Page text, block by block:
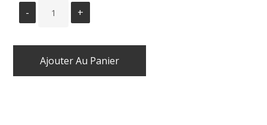
Ajouter Au Panier